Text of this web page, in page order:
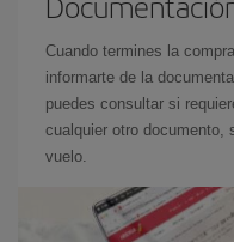
Cuando termines la
informarte de la
puedes consultar si
cualquier otro documento,
vuelo.